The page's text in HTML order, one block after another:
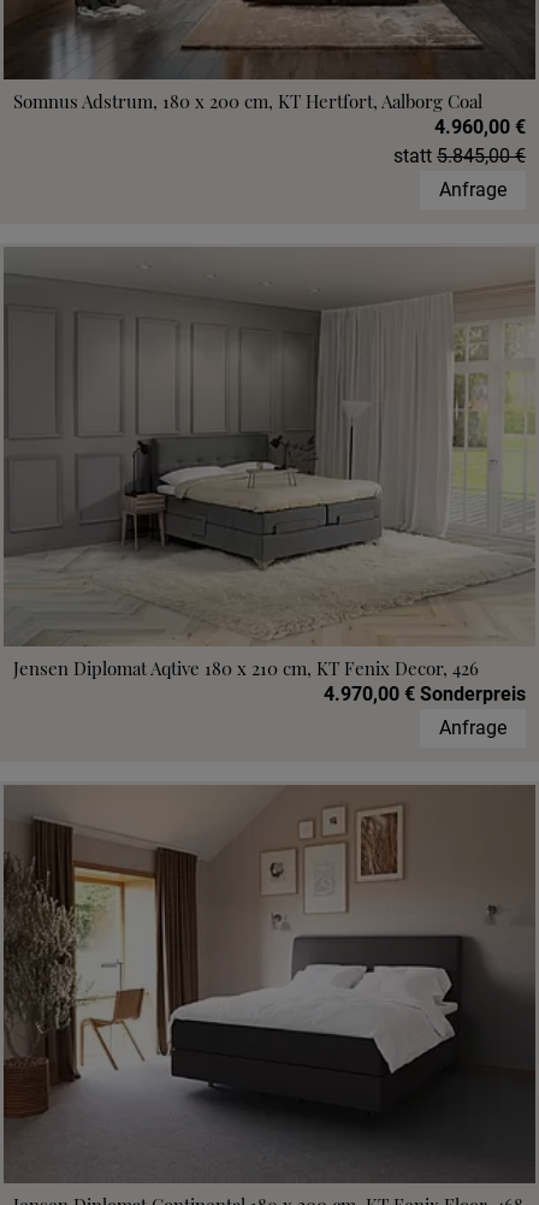
Somnus Adstrum, 180 x 200 cm, KT Hertfort, Aalborg Coal
4.960,00 €
statt 5.845,00 €
Anfrage
Jensen Diplomat Aqtive 180 x 210 cm, KT Fenix Decor, 426
4.970,00 € Sonderpreis
Anfrage